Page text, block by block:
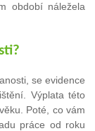
období náležela
se evidence
Výplata této
Poté, co vám
práce od roku